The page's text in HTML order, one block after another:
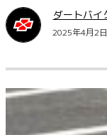
ダートバイ
2025年4月2日